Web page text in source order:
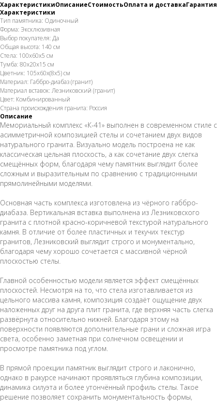
ХарактеристикиОписаниеСтоимостьОплата и доставка
Характеристики
Тип памятника: Одиночный
Форма: Эксклюзивная
Выбор покупателя: Да
Общая высота: 140 см
Стела: 100х60х5 см
Тумба: 80х20х15 см
Цветник: 105х60х(8х5) см
Материал: Габбро-диабаз (гранит)
Материал вставок: Лезниковский (гранит)
Цвет: Комбинированный
Страна происхождения гранита: Россия
Описание
Мемориальный комплекс «К-41» выполнен в современном стиле с
асимметричной композицией стелы и сочетанием двух видов
натурального гранита. Визуально модель построена не как
классическая цельная плоскость, а как сочетание двух слегка
смещённых форм, благодаря чему памятник выглядит более
сложным и выразительным по сравнению с традиционными
прямолинейными моделями.
Основная часть комплекса изготовлена из чёрного габбро-
диабаза. Вертикальная вставка выполнена из Лезниковского
гранита с плотной красно-коричневой текстурой натурального
камня. В отличие от более пластичных и текучих текстур
гранитов, Лезниковский выглядит строго и монументально,
благодаря чему хорошо сочетается с массивной чёрной
плоскостью стелы.
Главной особенностью модели является эффект смещённых
плоскостей. Несмотря на то, что стела изготавливается из
цельного массива камня, композиция создаёт ощущение двух
наложенных друг на друга плит гранита, где верхняя часть слегка
развёрнута относительно нижней. Благодаря этому на
поверхности появляются дополнительные грани и сложная игра
света, особенно заметная при солнечном освещении и
просмотре памятника под углом.
В прямой проекции памятник выглядит строго и лаконично,
однако в ракурсе начинают проявляться глубина композиции,
динамика силуэта и более утончённый профиль стелы. Такое
решение позволяет сохранить монументальность формы,